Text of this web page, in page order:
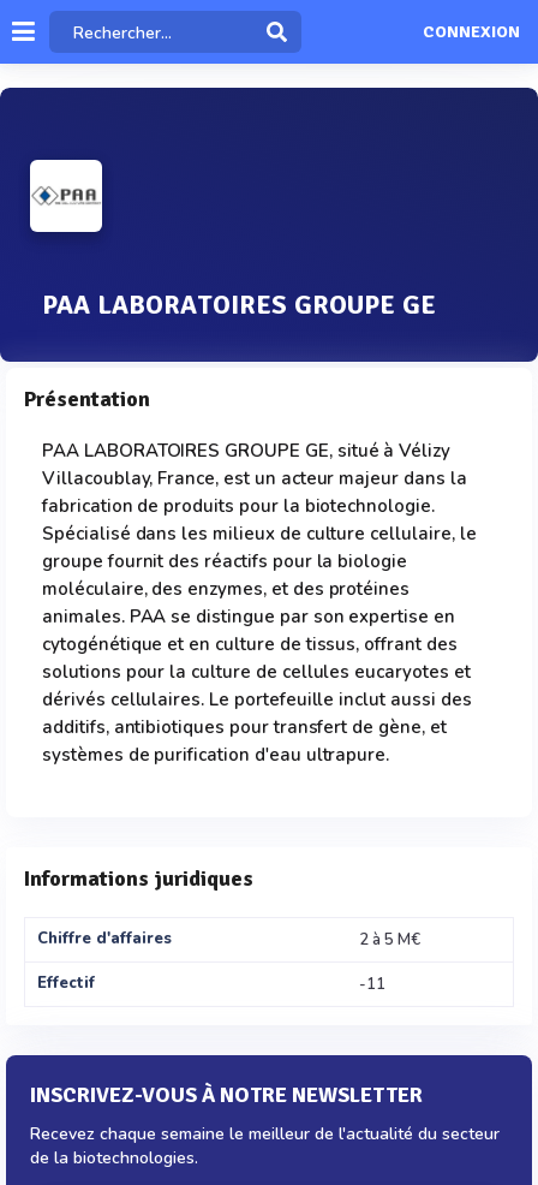
CONNEXION
PAA LABORATOIRES GROUPE GE
Présentation
PAA LABORATOIRES GROUPE GE, situé à Vélizy
Villacoublay, France, est un acteur majeur dans la
fabrication de produits pour la biotechnologie.
Spécialisé dans les milieux de culture cellulaire, le
groupe fournit des réactifs pour la biologie
moléculaire, des enzymes, et des protéines
animales. PAA se distingue par son expertise en
cytogénétique et en culture de tissus, offrant des
solutions pour la culture de cellules eucaryotes et
dérivés cellulaires. Le portefeuille inclut aussi des
additifs, antibiotiques pour transfert de gène, et
systèmes de purification d'eau ultrapure.
Informations juridiques
Chiffre d'affaires
2 à 5 M€
Effectif
-11
INSCRIVEZ-VOUS À NOTRE NEWSLETTER
Recevez chaque semaine le meilleur de l'actualité du secteur
de la biotechnologies.